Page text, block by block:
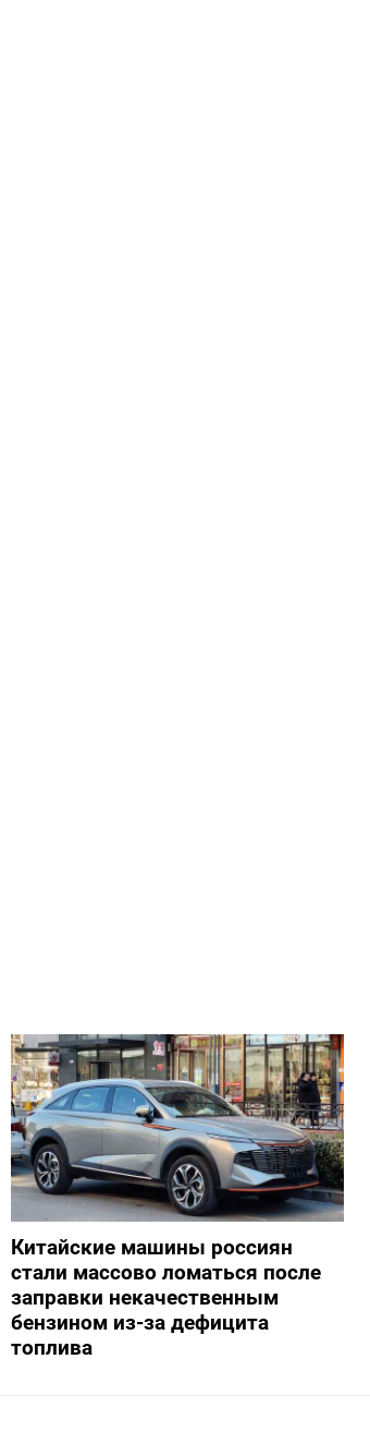
Китайские машины россиян
стали массово ломаться после
заправки некачественным
бензином из-за дефицита
топлива